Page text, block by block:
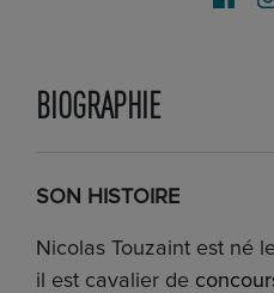
BIOGRAPHIE
SON HISTOIRE
Nicolas Touzaint est né
il est cavalier de